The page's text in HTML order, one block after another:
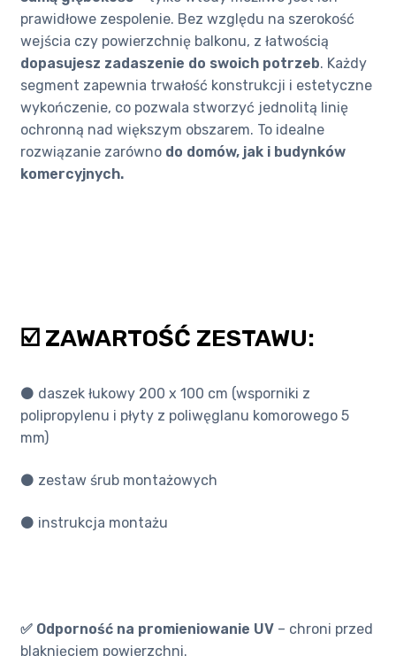
prawidłowe zespolenie. Bez względu na szerokość
wejścia czy powierzchnię balkonu, z łatwością
dopasujesz zadaszenie do swoich potrzeb. Każdy
segment zapewnia trwałość konstrukcji i estetyczne
wykończenie, co pozwala stworzyć jednolitą linię
ochronną nad większym obszarem. To idealne
rozwiązanie zarówno do domów, jak i budynków
komercyjnych.
☑️ ZAWARTOŚĆ ZESTAWU:
⚫️ daszek łukowy 200 x 100 cm (wsporniki z
polipropylenu i płyty z poliwęglanu komorowego 5
mm)
⚫️ zestaw śrub montażowych
⚫️ instrukcja montażu
✅ Odporność na promieniowanie UV – chroni przed
blaknięciem powierzchni.